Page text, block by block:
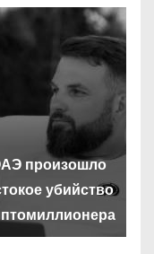
произошло
убийство